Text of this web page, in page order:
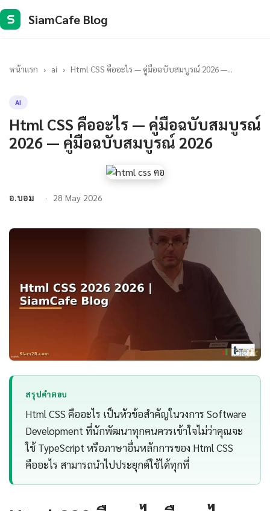
S SiamCafe Blog
หน้าแรก › ai › Html CSS คืออะไร — คู่มือฉบับสมบูรณ์ 2026 —...
AI
Html CSS คืออะไร — คู่มือฉบับสมบูรณ์
2026 — คู่มือฉบับสมบูรณ์ 2026
อ.บอม 28 May 2026
สรุปคำตอบ
Html CSS คืออะไร เป็นหัวข้อสำคัญในวงการ Software
Development ที่นักพัฒนาทุกคนควรเข้าใจไม่ว่าคุณจะ
ใช้ TypeScript หรือภาษาอื่นหลักการของ Html CSS
คืออะไร สามารถนำไปประยุกต์ใช้ได้ทุกที่